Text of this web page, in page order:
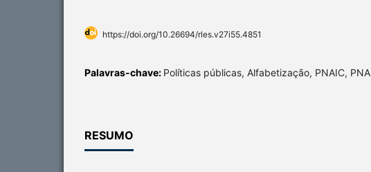
https://doi.org/10.26694/rles.v27i55.4851
Palavras-chave: Políticas públicas, Alfabetização, PNAIC, PNA
RESUMO